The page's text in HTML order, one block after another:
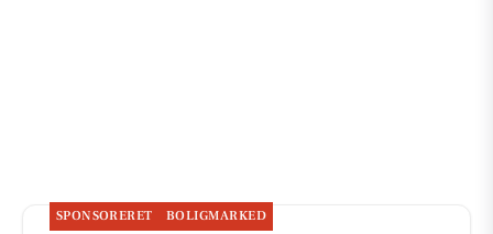
SPONSORERET BOLIGMARKED